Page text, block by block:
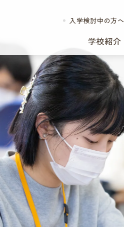
学校紹介
入学検討中の方へ